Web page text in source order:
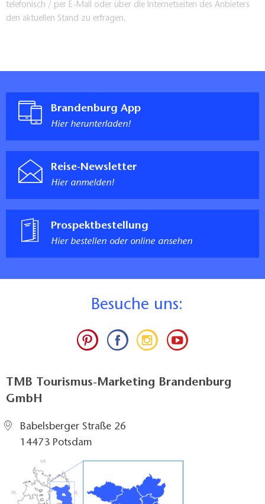
telefonisch / per E-Mail oder über die Internetseiten des Anbieters
den aktuellen Stand zu erfragen.
Brandenburg App
Hier herunterladen!
Reise-Newsletter
Hier anmelden!
Prospektbestellung
Hier bestellen oder online ansehen
Besuche uns:
TMB Tourismus-Marketing Brandenburg
GmbH
Babelsberger Straße 26
14473 Potsdam